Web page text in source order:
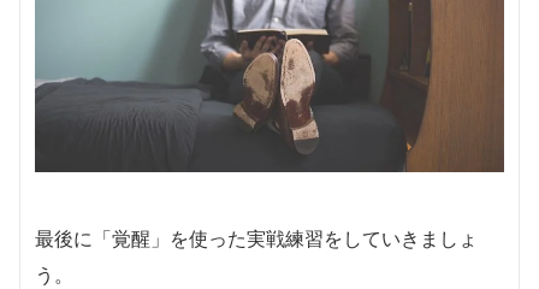
最後に「覚醒」を使った実戦練習をしていきましょ
う。